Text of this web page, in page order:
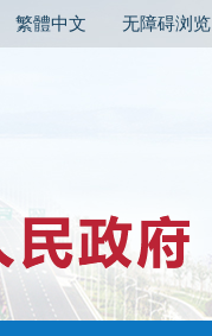
繁體中文 无障碍浏览